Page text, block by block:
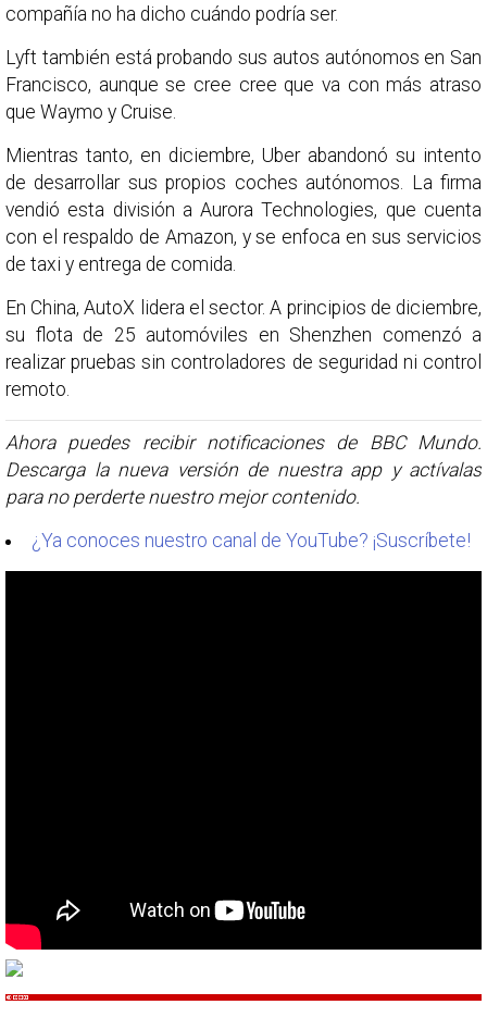
compañía no ha dicho cuándo podría ser.
Lyft también está probando sus autos autónomos en San
Francisco, aunque se cree cree que va con más atraso
que Waymo y Cruise.
Mientras tanto, en diciembre, Uber abandonó su intento
de desarrollar sus propios coches autónomos. La firma
vendió esta división a Aurora Technologies, que cuenta
con el respaldo de Amazon, y se enfoca en sus servicios
de taxi y entrega de comida.
En China, AutoX lidera el sector. A principios de diciembre,
su flota de 25 automóviles en Shenzhen comenzó a
realizar pruebas sin controladores de seguridad ni control
remoto.
Ahora puedes recibir notificaciones de BBC Mundo.
Descarga la nueva versión de nuestra app y actívalas
para no perderte nuestro mejor contenido.
¿Ya conoces nuestro canal de YouTube? ¡Suscríbete!